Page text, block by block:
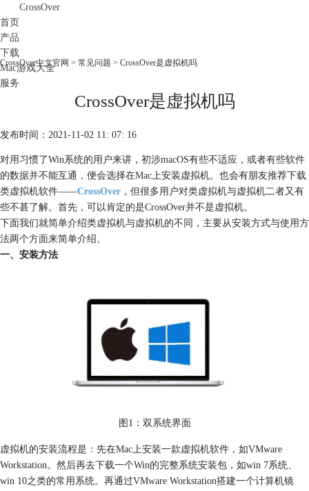
CrossOver
首页
产品
下载
Mac游戏大全
服务
CrossOver中文官网 > 常见问题 > CrossOver是虚拟机吗
CrossOver是虚拟机吗
发布时间：2021-11-02 11: 07: 16
对用习惯了Win系统的用户来讲，初涉macOS有些不适应，或者有些软件
的数据并不能互通，便会选择在Mac 上安装虚拟机。也会有朋友推荐下载
类虚拟机软件——CrossOver ，但很多用户对类虚拟机与虚拟机二者又有
些不甚了解。首先，可以肯定的是CrossOver并不是虚拟机。
下面我们就简单介绍类虚拟机与虚拟机的不同，主要从安装方式与使用方
法两个方面来简单介绍。
一、安装方法
图1：双系统界面
虚拟机的安装流程是：先在Mac上安装一款虚拟机软件，如VMware
Workstation。然后再去下载一个Win的完整系统安装包，如win 7系统、
win 10之类的常用系统。再通过VMware Workstation搭建一个计算机镜